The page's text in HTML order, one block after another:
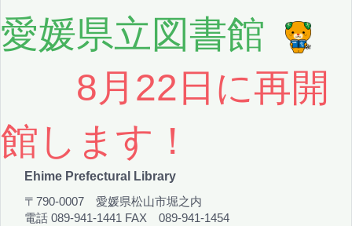
愛媛県立図書館
8月22日に再開
館します！
Ehime Prefectural Library
〒790-0007 愛媛県松山市堀之内
電話 089-941-1441 FAX 089-941-1454